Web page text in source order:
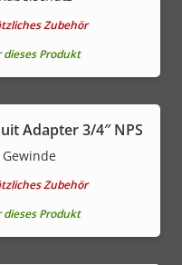
Zubehör
Produkt
Adapter 3/4″ NPS
Zubehör
Produkt